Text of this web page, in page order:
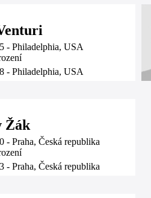
- Philadelphia, USA
- Philadelphia, USA
Žák
- Praha, Česká republika
- Praha, Česká republika